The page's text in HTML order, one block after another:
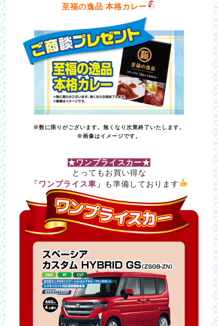
至福の逸品 本格カレー
※数に限りがございます。無くなり次第終了いたします。
※画像はイメージです。
★ワンプライスカー★
とってもお買い得な
「ワンプライス車」
も準備しております